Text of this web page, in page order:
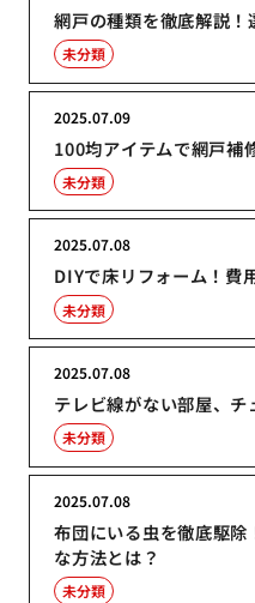
網戸の種類を徹底解説！
未分類
100均アイテムで網戸補
2025.07.09
未分類
DIYで床リフォーム！費
2025.07.08
未分類
テレビ線がない部屋、
2025.07.08
未分類
布団にいる虫を徹底駆
な方法とは？
2025.07.08
未分類